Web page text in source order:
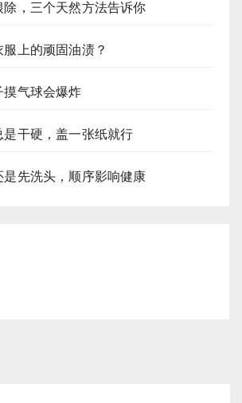
除，三个天然方法告诉你
上的顽固油渍？
摸气球会爆炸
是干硬，盖一张纸就行
先洗头，顺序影响健康